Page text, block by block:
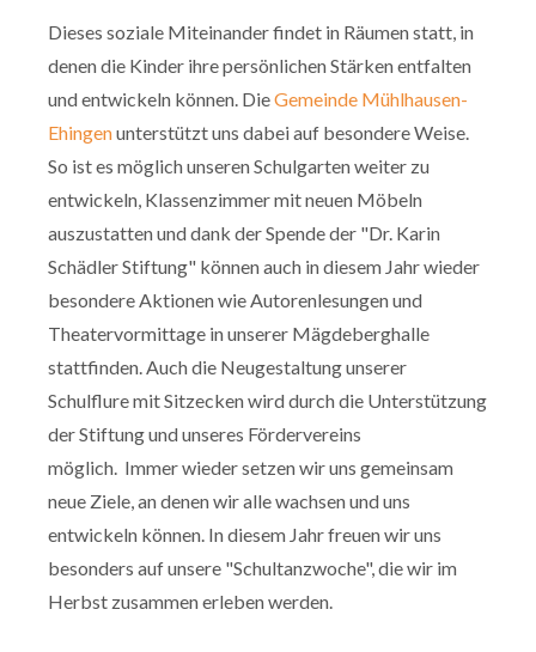
Dieses soziale Miteinander findet in Räumen statt, in
denen die Kinder ihre persönlichen Stärken entfalten
und entwickeln können. DieGemeinde Mühlhausen-
Ehingenunterstützt uns dabei auf besondere Weise.
So ist es möglich unseren Schulgarten weiter zu
entwickeln, Klassenzimmer mit neuen Möbeln
auszustatten und dank der Spende der "Dr. Karin
Schädler Stiftung" können auch in diesem Jahr wieder
besondere Aktionen wie Autorenlesungen und
Theatervormittage in unserer Mägdeberghalle
stattfinden. Auch die Neugestaltung unserer
Schulflure mit Sitzecken wird durch die Unterstützung
der Stiftung und unseres Fördervereins
möglich. Immer wieder setzen wir uns gemeinsam
neue Ziele, an denen wir alle wachsen und uns
entwickeln können. In diesem Jahr freuen wir uns
besonders auf unsere "Schultanzwoche", die wir im
Herbst zusammen erleben werden.